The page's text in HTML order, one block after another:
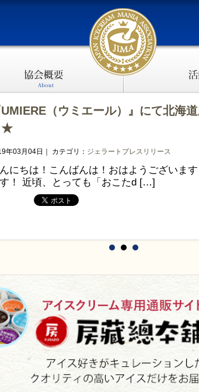
UMIERE（ウミエール）』にて北海
★
年03月04日 ｜ カテゴリ： ジェラート プレスリリース
にちは！こんばんは！おはようございま
！ 近頃、とっても「おこたd […]